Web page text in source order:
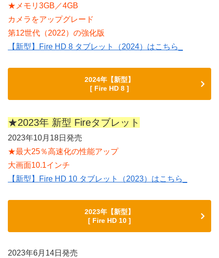
★メモリ3GB／4GB
カメラをアップグレード
第12世代（2022）の強化版
【新型】Fire HD 8 タブレット（2024）はこちら_
2024年【新型】
[ Fire HD 8 ]
★2023年 新型 Fireタブレット
2023年10月18日発売
★最大25％高速化の性能アップ
大画面10.1インチ
【新型】Fire HD 10 タブレット（2023）はこちら_
2023年【新型】
[ Fire HD 10 ]
2023年6月14日発売